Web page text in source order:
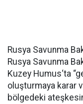
Rusya Savunma
Rusya Savunma
Kuzey Humus‘ta
oluşturmaya karar
bölgedeki